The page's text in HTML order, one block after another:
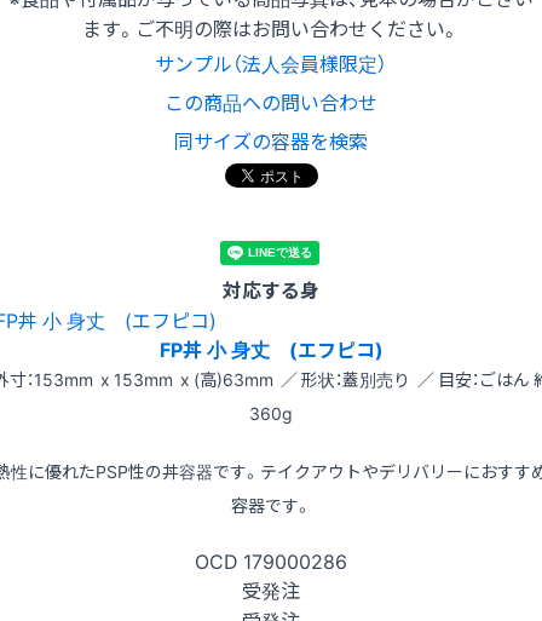
ます。ご不明の際はお問い合わせください。
サンプル（法人会員様限定）
この商品への問い合わせ
同サイズの容器を検索
対応する身
FP丼 小 身丈 (エフピコ)
寸：153mm x 153mm x (高)63mm ／ 形状：蓋別売り ／ 目安：ごはん
360g
性に優れたPSP性の丼容器です。テイクアウトやデリバリーにおすす
容器です。
OCD 179000286
受発注